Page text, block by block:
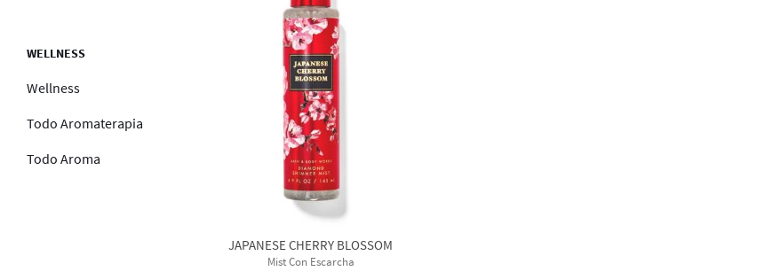
WELLNESS
Wellness
Todo Aromaterapia
Todo Aroma
JAPANESE CHERRY BLOSSOM
Mist Con Escarcha